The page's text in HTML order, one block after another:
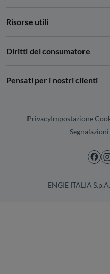
Risorse utili
Diritti del consumatore
Pensati per i nostri clienti
PrivacyImpostazione
ENGIE ITALIA